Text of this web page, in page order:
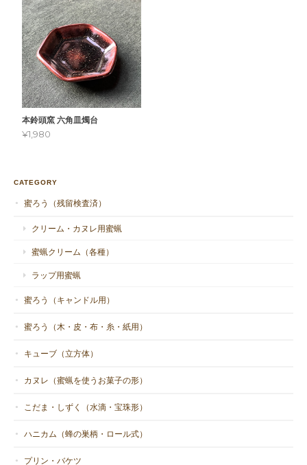
本鈴頭窯 六角皿燭台
¥1,980
CATEGORY
蜜ろう（残留検査済）
クリーム・カヌレ用蜜蝋
蜜蝋クリーム（各種）
ラップ用蜜蝋
蜜ろう（キャンドル用）
蜜ろう（木・皮・布・糸・紙用）
キューブ（立方体）
カヌレ（蜜蝋を使うお菓子の形）
こだま・しずく（水滴・宝珠形）
ハニカム（蜂の巣柄・ロール式）
プリン・バケツ